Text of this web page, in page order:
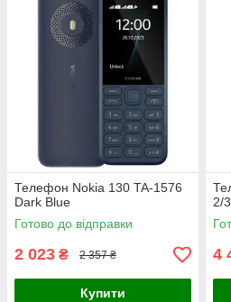
Телефон Nokia 130 TA-1576
Dark Blue
Готово до відправки
2 023 ₴ 2 357 ₴
Купити
2/
4